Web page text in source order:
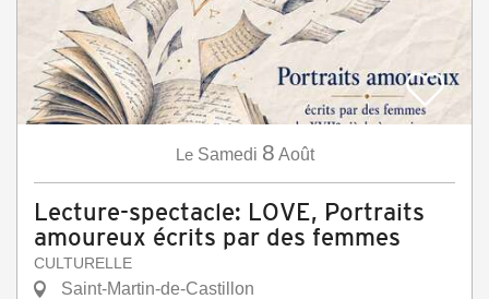
Le Samedi 8 Août
Lecture-spectacle: LOVE, Portraits
amoureux écrits par des femmes
CULTURELLE
Saint-Martin-de-Castillon